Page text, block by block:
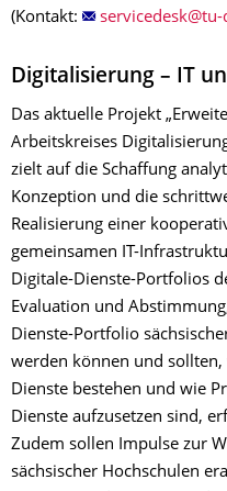
(Kontakt:
Digitalisierung – IT
Das aktuelle Projekt
Arbeitskreises
zielt auf die Schaffung
Konzeption und die
Realisierung einer
gemeinsamen IT-
Digitale-Dienste-Portfolios
Evaluation und
Dienste-Portfolio
werden können und
Dienste bestehen und wie
Dienste aufzusetzen sind,
Zudem sollen Impulse zur
sächsischer Hochschulen